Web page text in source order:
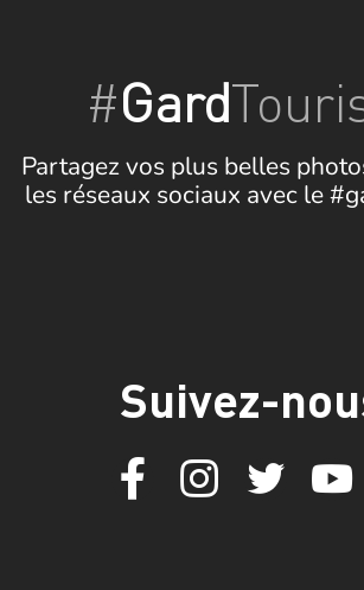
#Gard
Partagez vos plus belles
les réseaux sociaux avec le
Suivez-